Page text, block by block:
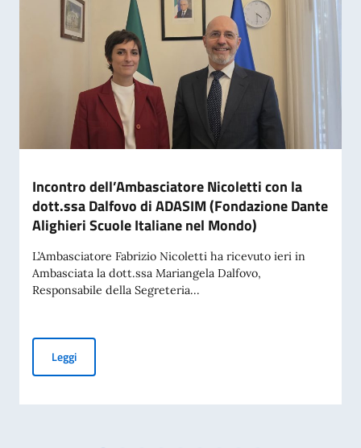
Incontro dell’Ambasciatore Nicoletti con la
dott.ssa Dalfovo di ADASIM (Fondazione Dante
Alighieri Scuole Italiane nel Mondo)
L’Ambasciatore Fabrizio Nicoletti ha ricevuto ieri in
Ambasciata la dott.ssa Mariangela Dalfovo,
Responsabile della Segreteria...
LeggiIncontro dell’Ambasciatore Nicoletti con la dott.ssa